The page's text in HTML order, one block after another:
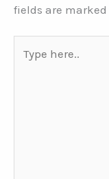
fields are marked
here..